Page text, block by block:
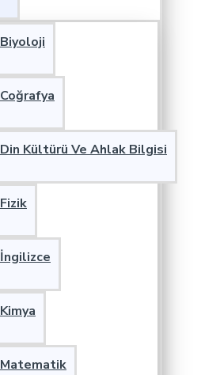
Biyoloji
Coğrafya
Din Kültürü Ve Ahlak Bilgisi
Fizik
İngilizce
Kimya
Matematik